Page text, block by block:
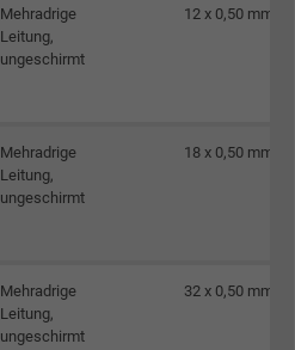
Mehradrige
Leitung,
ungeschirmt
12 x 0,50 mm²
Mehradrige
Leitung,
ungeschirmt
18 x 0,50 mm²
Mehradrige
Leitung,
ungeschirmt
32 x 0,50 mm²